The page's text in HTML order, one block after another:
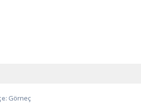
Görneç